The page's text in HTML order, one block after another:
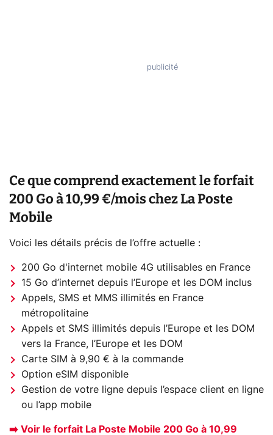
Ce que comprend exactement le forfait
200 Go à 10,99 €/mois chez La Poste
Mobile
Voici les détails précis de l’offre actuelle :
200 Go d'internet mobile 4G utilisables en France
15 Go d’internet depuis l’Europe et les DOM inclus
Appels, SMS et MMS illimités en France
métropolitaine
Appels et SMS illimités depuis l’Europe et les DOM
vers la France, l’Europe et les DOM
Carte SIM à 9,90 € à la commande
Option eSIM disponible
Gestion de votre ligne depuis l’espace client en ligne
ou l’app mobile
➡️ Voir le forfait La Poste Mobile 200 Go à 10,99